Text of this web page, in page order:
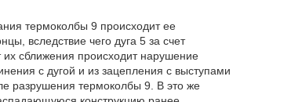
термоколбы 9 происходит ее
вследствие чего дуга 5 за счет
сближения происходит нарушение
с дугой и из зацепления с выступами
разрушения термоколбы 9. В это же